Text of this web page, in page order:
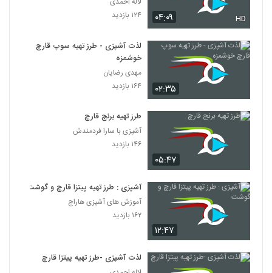
۰۴:۰۹ HD
۱۲۴ بازدید
۰۲:۳۵
لذت آشپزی - طرز تهیه سوپ قارچ
خوشمزه
مهدی رضایان
۱۶۴ بازدید
۰۵:۴۷
طرز تهیه برنج قارچ
آشپزی با سارا فردمندش
۱۴۶ بازدید
۱۲:۴۷
آشپزی : طرز تهیه پیتزا قارچ و گوشت
آموزش های آشپزی هاراج
۱۶۲ بازدید
لذت آشپزی -طرز تهیه پیتزا قارچ